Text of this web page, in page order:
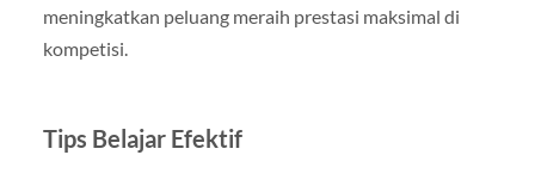
meningkatkan peluang meraih prestasi maksimal di
kompetisi.
Tips Belajar Efektif